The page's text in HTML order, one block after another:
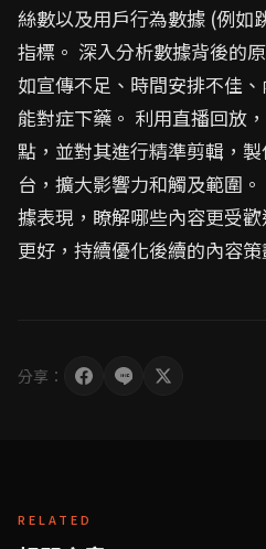
絲數以及用戶行為數據 (例如
指標。 深入分析數據背後的
如宣傳不足、時間安排不佳
能對症下藥。 利用直播回放
點，並對其進行精準剪輯，
台，擴大影響力和觸及範圍
據表現，瞭解哪些內容更受
更好，持續優化後續的內容
分享：
RELATED